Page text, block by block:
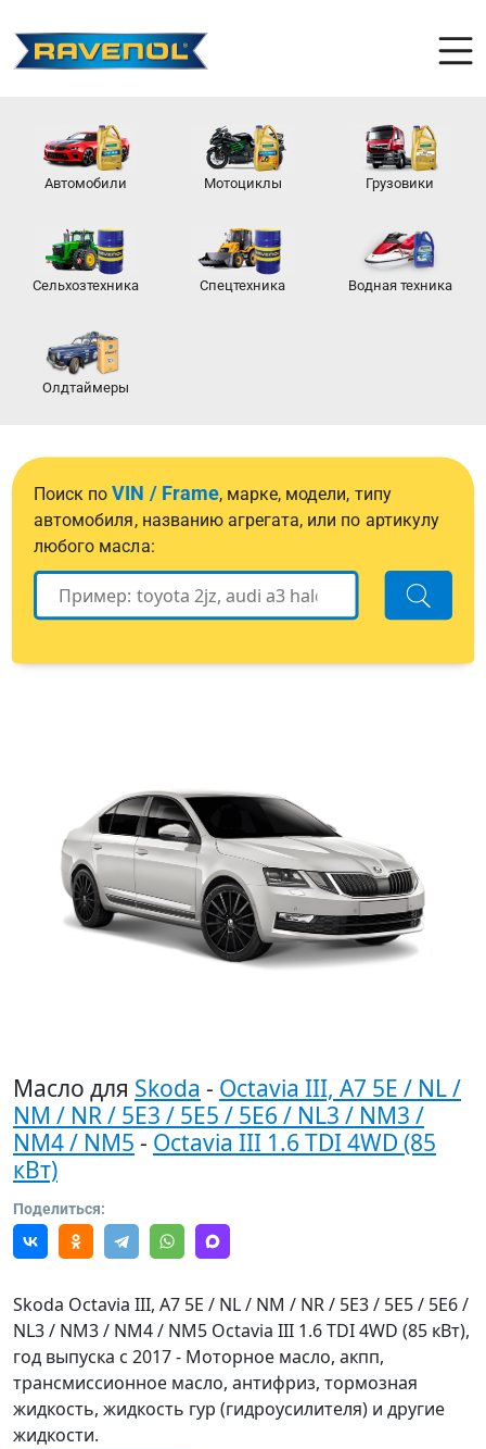
Автомобили Мотоциклы Грузовики
Сельхозтехника Спецтехника Водная техника
Олдтаймеры
Поиск поVIN / Frame, марке, модели, типу
автомобиля, названию агрегата, или по артикулу
любого масла:
Масло для Skoda - Octavia III, A7 5E / NL /
NM / NR / 5E3 / 5E5 / 5E6 / NL3 / NM3 /
NM4 / NM5 - Octavia III 1.6 TDI 4WD (85
кВт)
Поделиться:
Skoda Octavia III, A7 5E / NL / NM / NR / 5E3 / 5E5 / 5E6 /
NL3 / NM3 / NM4 / NM5 Octavia III 1.6 TDI 4WD (85 кВт),
год выпуска с 2017 - Моторное масло, акпп,
трансмиссионное масло, антифриз, тормозная
жидкость, жидкость гур (гидроусилителя) и другие
жидкости.